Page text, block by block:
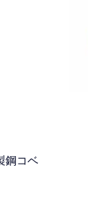
鋼コベ